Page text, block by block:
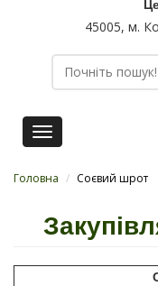
45005, м.
Toggle
navigation
Головна / Соєвий шрот